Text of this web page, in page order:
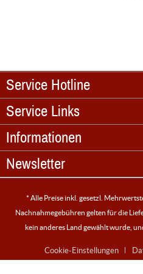
Service Hotline
Service Links
Informationen
Newsletter
* Alle Preise inkl. gesetzl.
Nachnahmegebühren gelten für die
kein anderes Land gewählt wurde,
Cookie-Einstellungen